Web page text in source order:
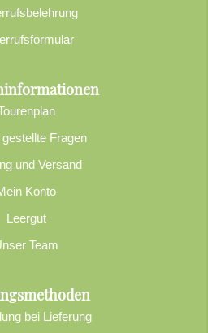
gestellte Fragen
und Versand
Konto
Leergut
Team
bei Lieferung